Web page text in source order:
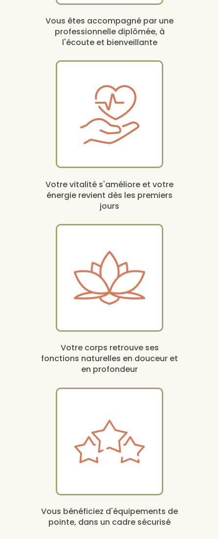
Vous êtes accompagné par une
professionnelle diplômée, à
l'écoute et bienveillante
Votre vitalité s'améliore et votre
énergie revient dès les premiers
jours
Votre corps retrouve ses
fonctions naturelles en douceur et
en profondeur
Vous bénéficiez d'équipements de
pointe, dans un cadre sécurisé